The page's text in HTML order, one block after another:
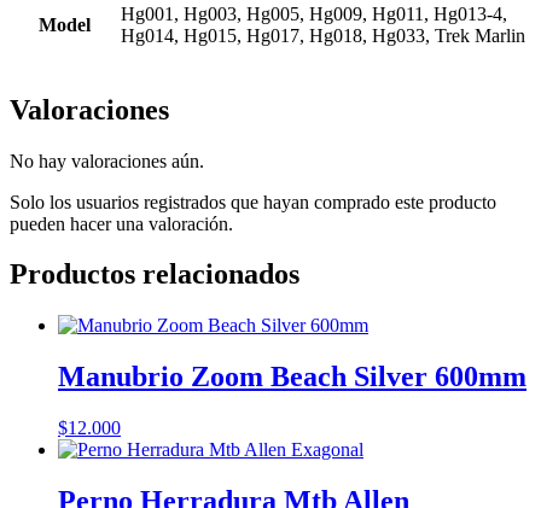
Model
Hg001, Hg003, Hg005, Hg009, Hg011, Hg013-4,
Hg014, Hg015, Hg017, Hg018, Hg033, Trek Marlin
Valoraciones
No hay valoraciones aún.
Solo los usuarios registrados que hayan comprado este producto
pueden hacer una valoración.
Productos relacionados
Manubrio Zoom Beach Silver 600mm
$12.000
Perno Herradura Mtb Allen